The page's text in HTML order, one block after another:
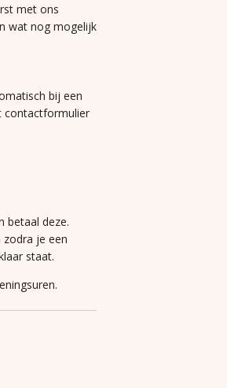
met ons
wat nog mogelijk
bij een
contactformulier
betaal deze.
zodra je een
staat.